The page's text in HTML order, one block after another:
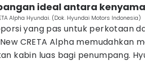
ideal antara
Alpha Hyundai. (Dok. Hyundai Motors Indonesia)
yang pas untuk perkotaan
CRETA Alpha memudahkan
kabin luas bagi penumpang.